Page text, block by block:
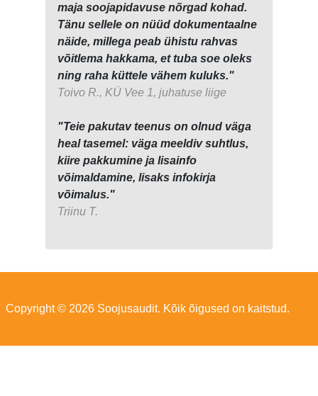
maja soojapidavuse nõrgad kohad.
Tänu sellele on nüüd dokumentaalne
näide, millega peab ühistu rahvas
võitlema hakkama, et tuba soe oleks
ning raha küttele vähem kuluks."
Toivo R., KÜ Vee 1, juhatuse liige
"Teie pakutav teenus on olnud väga
heal tasemel: väga meeldiv suhtlus,
kiire pakkumine ja lisainfo
võimaldamine, lisaks infokirja
võimalus."
Triinu T.
Copyright © 2026 Soojusaudit. Kõik õigused on kaitstud.